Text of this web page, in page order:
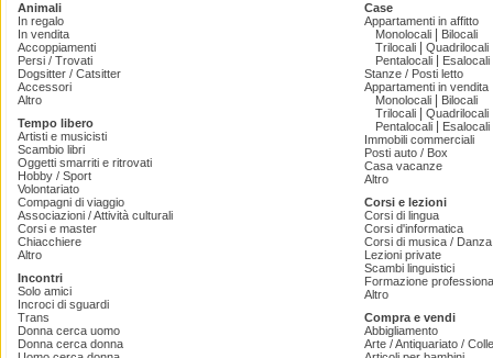
Animali
In regalo
In vendita
Accoppiamenti
Persi / Trovati
Dogsitter / Catsitter
Accessori
Altro
Tempo libero
Artisti e musicisti
Scambio libri
Oggetti smarriti e ritrovati
Hobby / Sport
Volontariato
Compagni di viaggio
Associazioni / Attività culturali
Corsi e master
Chiacchiere
Altro
Incontri
Solo amici
Incroci di sguardi
Trans
Donna cerca uomo
Donna cerca donna
Case
Appartamenti in affitto
Monolocali
Bilocali
Trilocali
Quadrilocali
Pentalocali
Esalocali
Stanze / Posti letto
Appartamenti in vendita
Monolocali
Bilocali
Trilocali
Quadrilocali
Pentalocali
Esalocali
Immobili commerciali
Posti auto / Box
Casa vacanze
Altro
Corsi e lezioni
Corsi di lingua
Corsi d'informatica
Corsi di musica /
Lezioni private
Scambi linguistici
Formazione
Altro
Compra e vendi
Abbigliamento
Arte / Antiquariato /